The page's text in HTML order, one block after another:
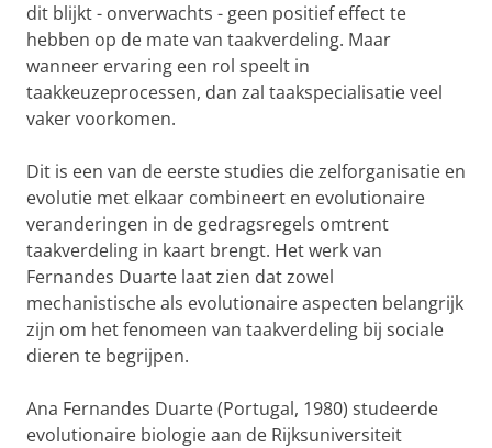
dit blijkt - onverwachts - geen positief effect te
hebben op de mate van taakverdeling. Maar
wanneer ervaring een rol speelt in
taakkeuzeprocessen, dan zal taakspecialisatie veel
vaker voorkomen.
Dit is een van de eerste studies die zelforganisatie en
evolutie met elkaar combineert en evolutionaire
veranderingen in de gedragsregels omtrent
taakverdeling in kaart brengt. Het werk van
Fernandes Duarte laat zien dat zowel
mechanistische als evolutionaire aspecten belangrijk
zijn om het fenomeen van taakverdeling bij sociale
dieren te begrijpen.
Ana Fernandes Duarte (Portugal, 1980) studeerde
evolutionaire biologie aan de Rijksuniversiteit